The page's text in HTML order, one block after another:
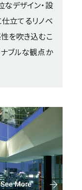
デザイン・設
立てるリノベ
を吹き込むこ
ブルな観点か